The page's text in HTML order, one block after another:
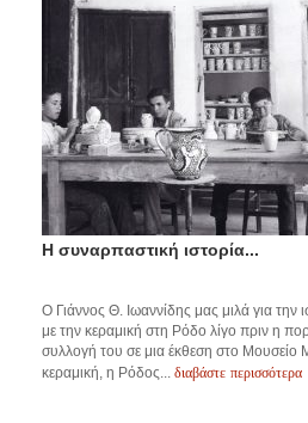
Η συναρπαστική ιστορία...
Ο Γιάννος Θ. Ιωαννίδης μας μιλά για την
με την κεραμική στη Ρόδο λίγο πριν η
συλλογή του σε μια έκθεση στο Μουσείο
κεραμική, η Ρόδος... διαβάστε περισσότερα